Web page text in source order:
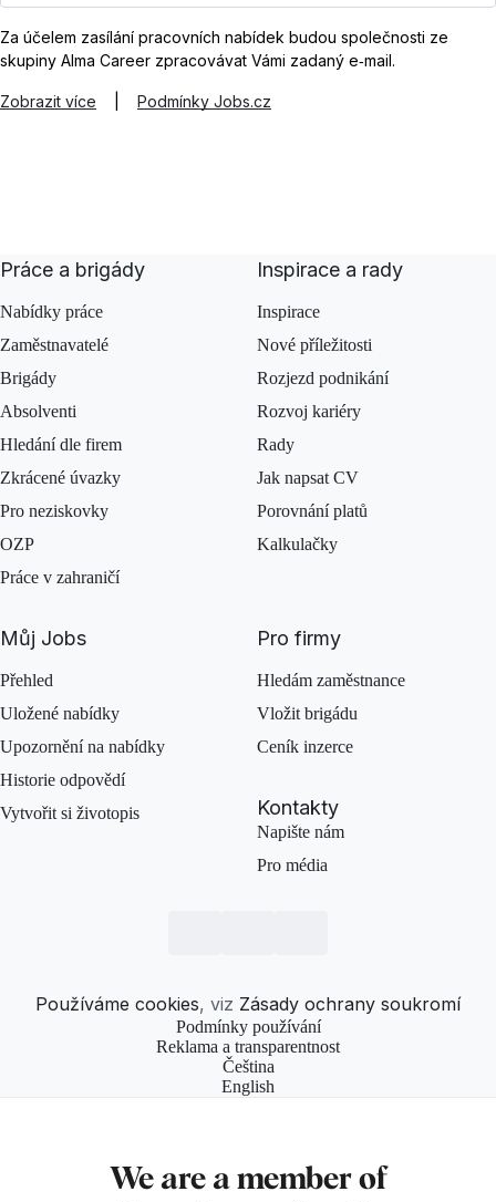
Za účelem zasílání pracovních nabídek budou společnosti ze
skupiny Alma Career zpracovávat Vámi zadaný e‑mail.
Zobrazit více Podmínky Jobs.cz
Práce a brigády
Nabídky práce
Zaměstnavatelé
Brigády
Absolventi
Hledání dle firem
Zkrácené úvazky
Pro neziskovky
OZP
Práce v zahraničí
Inspirace a rady
Inspirace
Nové příležitosti
Rozjezd podnikání
Rozvoj kariéry
Rady
Jak napsat CV
Porovnání platů
Kalkulačky
Můj Jobs
Přehled
Uložené nabídky
Upozornění na nabídky
Historie odpovědí
Vytvořit si životopis
Pro firmy
Hledám zaměstnance
Vložit brigádu
Ceník inzerce
Kontakty
Napište nám
Pro média
Používáme cookies, viz Zásady ochrany soukromí
Podmínky používání
Reklama a transparentnost
Čeština
English
We are a member of